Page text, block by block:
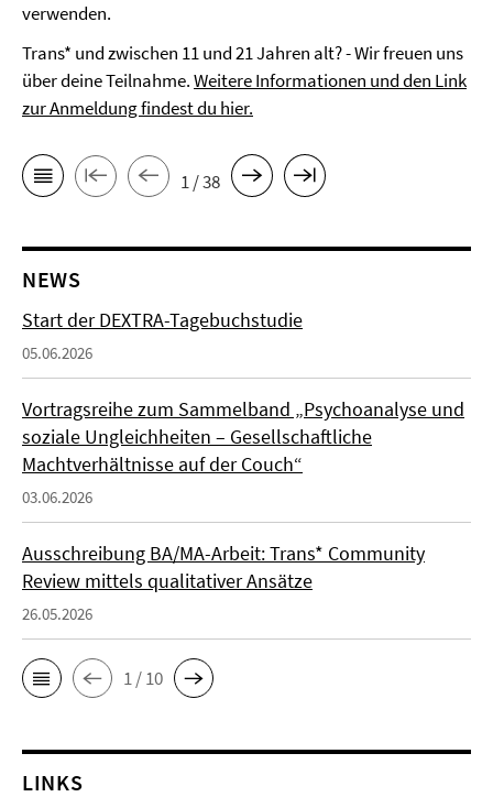
verwenden.
Trans* und zwischen 11 und 21 Jahren alt? - Wir freuen uns
über deine Teilnahme.Weitere Informationen und den Link
zur Anmeldung findest du hier.
1 / 38
NEWS
Start der DEXTRA-Tagebuchstudie
05.06.2026
Vortragsreihe zum Sammelband „Psychoanalyse und
soziale Ungleichheiten – Gesellschaftliche
Machtverhältnisse auf der Couch“
03.06.2026
Ausschreibung BA/MA-Arbeit: Trans* Community
Review mittels qualitativer Ansätze
26.05.2026
1 / 10
LINKS